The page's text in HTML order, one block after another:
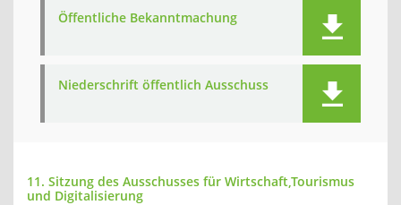
Öffentliche Bekanntmachung
Niederschrift öffentlich Ausschuss
11. Sitzung des Ausschusses für Wirtschaft,Tourismus
und Digitalisierung